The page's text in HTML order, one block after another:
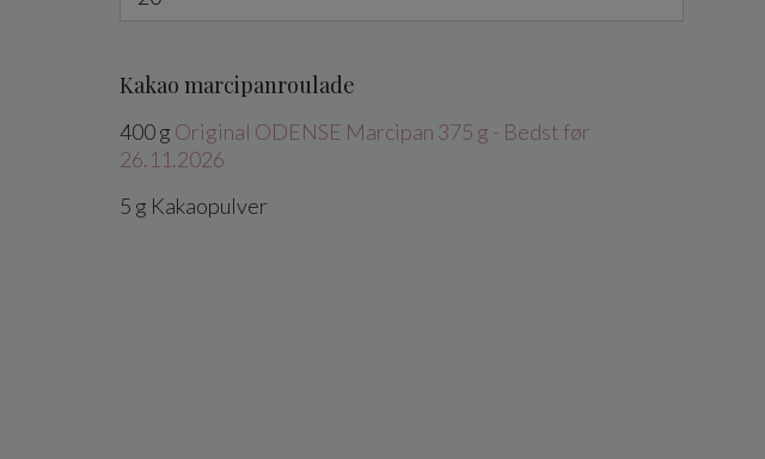
Kakao marcipanroulade
400g Original ODENSE Marcipan 375 g - Bedst før
26.11.2026
5 g Kakaopulver